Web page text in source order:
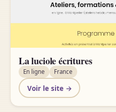
La luciole écritures
En ligne France
Voir le site →